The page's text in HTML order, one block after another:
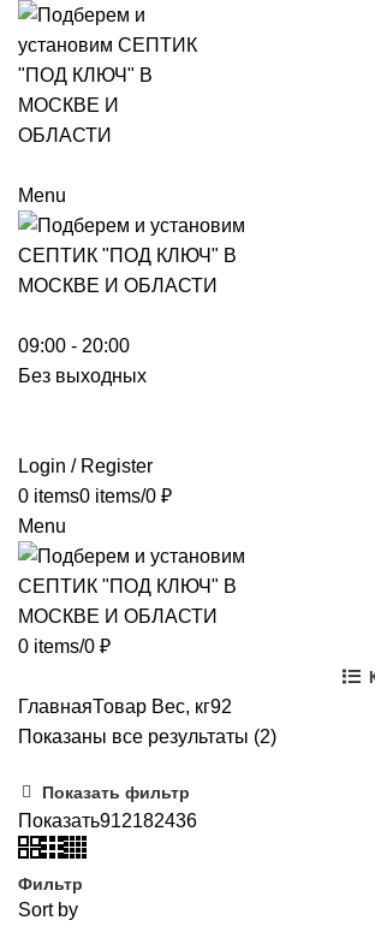
Menu
09:00 - 20:00
Без выходных
Login / Register
0 items0 items/0 ₽
Menu
0 items/0 ₽
ГлавнаяТовар Вес, кг92
Показаны все результаты (2)Цены:
Показать фильтр
Показать912182436
Фильтр
Sort by